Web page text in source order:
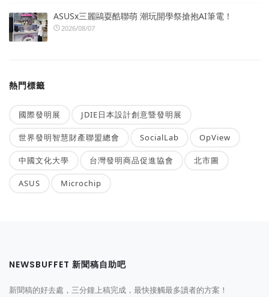
ASUSx三麗鷗耍酷聯萌 潮玩開學祭搶抱AI筆電！
2026/08/07
熱門標籤
國際發明展 JDIE日本設計創意暨發明展
世界發明智慧財產聯盟總會 SocialLab OpView
中國文化大學 台灣發明商品促進協會 北市圖
ASUS Microchip
NEWSBUFFET 新聞稿自助吧
新聞稿的好去處，三分鐘上稿完成，最快接觸最多讀者的方案！